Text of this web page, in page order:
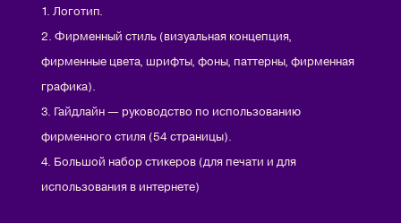
1. Логотип.
2. Фирменный стиль (визуальная концепция,
фирменные цвета, шрифты, фоны, паттерны, фирменная
графика).
3. Гайдлайн — руководство по использованию
фирменного стиля (54 страницы).
4. Большой набор стикеров (для печати и для
использования в интернете)